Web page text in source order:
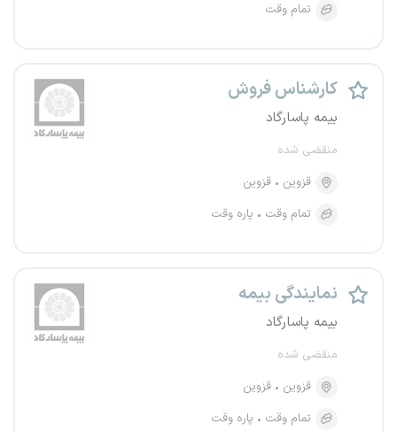
تمام وقت
کارشناس فروش
بیمه پاسارگاد
منقضی شده
قزوین
قزوین
تمام وقت
پاره وقت
نمایندگی بیمه
بیمه پاسارگاد
منقضی شده
قزوین
قزوین
تمام وقت
پاره وقت